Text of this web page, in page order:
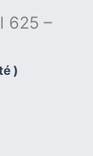
625 –
)